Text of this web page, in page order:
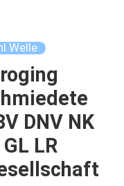
Welle
DNV NK
LR